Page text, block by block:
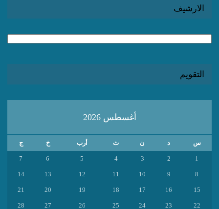
الارشيف
التقويم
أغسطس 2026
س د ن ث أرب خ ج
1
2
3
4
5
6
7
8
9
10
11
12
13
14
15
16
17
18
19
20
21
22
23
24
25
26
27
28